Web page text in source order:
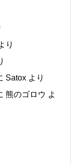
り
Satox より
熊のゴロウ よ